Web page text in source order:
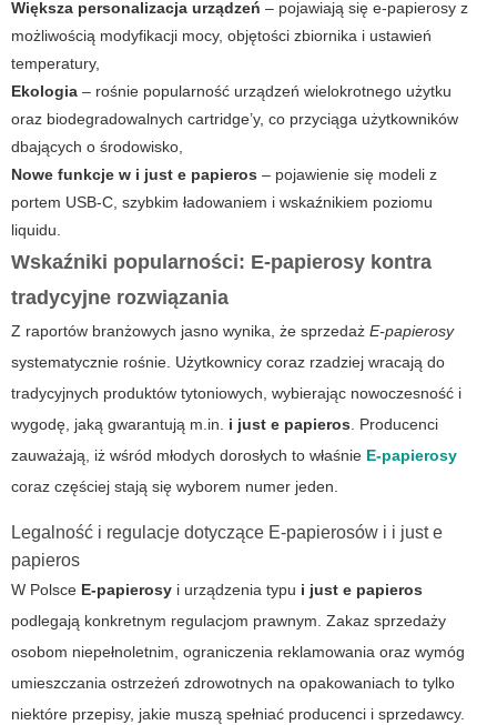
Większa personalizacja urządzeń – pojawiają się e-papierosy z
możliwością modyfikacji mocy, objętości zbiornika i ustawień
temperatury,
Ekologia – rośnie popularność urządzeń wielokrotnego użytku
oraz biodegradowalnych cartridge’y, co przyciąga użytkowników
dbających o środowisko,
Nowe funkcje w i just e papieros – pojawienie się modeli z
portem USB-C, szybkim ładowaniem i wskaźnikiem poziomu
liquidu.
Wskaźniki popularności: E-papierosy kontra
tradycyjne rozwiązania
Z raportów branżowych jasno wynika, że sprzedaż E-papierosy
systematycznie rośnie. Użytkownicy coraz rzadziej wracają do
tradycyjnych produktów tytoniowych, wybierając nowoczesność i
wygodę, jaką gwarantują m.in. i just e papieros. Producenci
zauważają, iż wśród młodych dorosłych to właśnie E-papierosy
coraz częściej stają się wyborem numer jeden.
Legalność i regulacje dotyczące E-papierosów i i just e
papieros
W Polsce E-papierosy i urządzenia typu i just e papieros
podlegają konkretnym regulacjom prawnym. Zakaz sprzedaży
osobom niepełnoletnim, ograniczenia reklamowania oraz wymóg
umieszczania ostrzeżeń zdrowotnych na opakowaniach to tylko
niektóre przepisy, jakie muszą spełniać producenci i sprzedawcy.